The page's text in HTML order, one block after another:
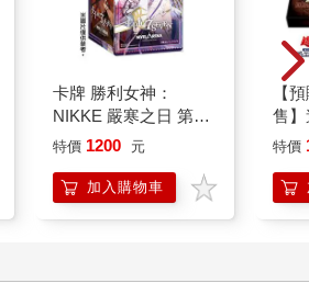
卡牌 勝利女神：
NIKKE 嚴寒之日 第四
彈 BT04 代理日文版
特價 1200 元
加入購物車
【
售
王
（
選）
特價